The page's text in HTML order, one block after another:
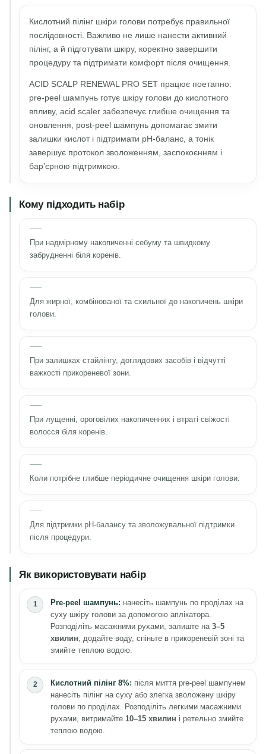
Кислотний пілінг шкіри голови потребує правильної
послідовності. Важливо не лише нанести активний
пілінг, а й підготувати шкіру, коректно завершити
процедуру та підтримати комфорт після очищення.
ACID SCALP RENEWAL PRO SET працює поетапно:
pre-peel шампунь готує шкіру голови до кислотного
впливу, acid scaler забезпечує глибше очищення та
оновлення, post-peel шампунь допомагає змити
залишки кислот і підтримати pH-баланс, а тонік
завершує протокол зволоженням, заспокоєнням і
бар’єрною підтримкою.
Кому підходить набір
При надмірному накопиченні себуму та швидкому
забрудненні біля коренів.
Для жирної, комбінованої та схильної до накопичень шкіри
голови.
При залишках стайлінгу, доглядових засобів і відчутті
важкості прикореневої зони.
При лущенні, ороговілих накопиченнях і втраті свіжості
волосся біля коренів.
Коли потрібне глибше періодичне очищення шкіри голови.
Для підтримки pH-балансу та зволожувальної підтримки
після процедури.
Як використовувати набір
Pre-peel шампунь: нанесіть шампунь по проділах на
суху шкіру голови за допомогою аплікатора.
Розподіліть масажними рухами, залиште на 3–5
хвилин , додайте воду, спіньте в прикореневій зоні та
змийте теплою водою.
Кислотний пілінг 8%: після миття pre-peel шампунем
нанесіть пілінг на суху або злегка зволожену шкіру
голови по проділах. Розподіліть легкими масажними
рухами, витримайте 10–15 хвилин і ретельно змийте
теплою водою.